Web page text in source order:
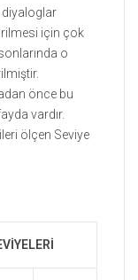
diyaloglar
için çok
o
önce bu
vardır.
ölçen Seviye